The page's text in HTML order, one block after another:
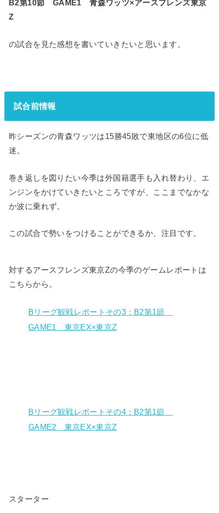
B2第10節 GAME1 青森ワッツ×アースフレンズ東京
Z
の試合を見た感想を書いていきたいと思います。
試合前情報
昨シーズンの青森ワッツは15勝45敗で東地区の6位に低
迷。
巻き返しを図りたい今季は外国籍選手も入れ替わり、エ
ンジンをかけていきたいところですが、ここまでなかな
か波に乗れず。
この試合で勢いをつけることができるか、注目です。
対するアースフレンズ東京Zの今季のゲームレポートは
こちらから。
Bリーグ観戦レポートその3：B2第1節
GAME1 東京EX×東京Z
Bリーグ観戦レポートその4：B2第1節
GAME2 東京EX×東京Z
スターター